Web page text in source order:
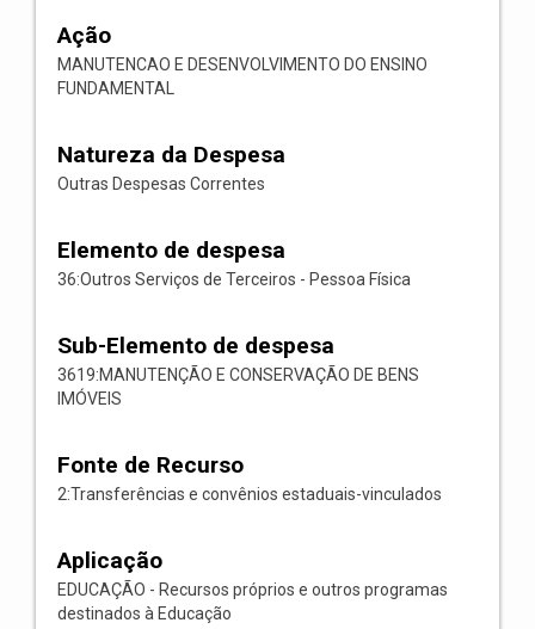
Ação
MANUTENCAO E DESENVOLVIMENTO DO ENSINO
FUNDAMENTAL
Natureza da Despesa
Outras Despesas Correntes
Elemento de despesa
36:Outros Serviços de Terceiros - Pessoa Física
Sub-Elemento de despesa
3619:MANUTENÇÃO E CONSERVAÇÃO DE BENS
IMÓVEIS
Fonte de Recurso
2:Transferências e convênios estaduais-vinculados
Aplicação
EDUCAÇÃO - Recursos próprios e outros programas
destinados à Educação